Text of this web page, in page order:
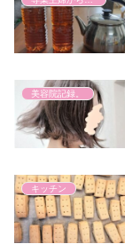
美容院記録。
キッチン